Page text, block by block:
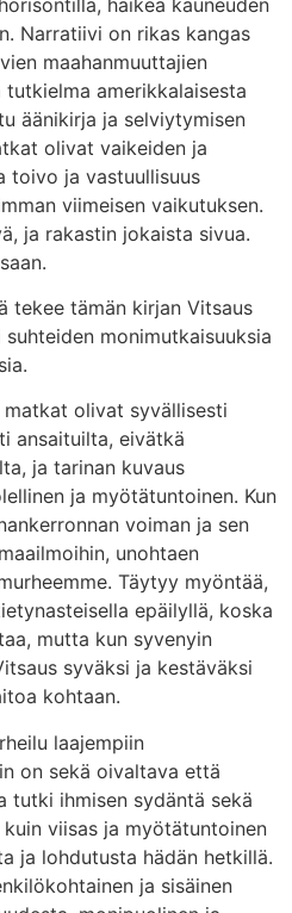
Narratiivi on rikas kangas
maahanmuuttajien
amerikkalaisesta
äänikirja ja selviytymisen
olivat vaikeiden ja
toivo ja vastuullisuus
viimeisen vaikutuksen.
ja rakastin jokaista sivua.
tekee tämän kirjan Vitsaus
monimutkaisuuksia
olivat syvällisesti
ansaituilta, eivätkä
ja tarinan kuvaus
ja myötätuntoinen. Kun
voiman ja sen
unohtaen
Täytyy myöntää,
epäilyllä, koska
mutta kun syvenyin
syväksi ja kestäväksi
kohtaan.
laajempiin
on sekä oivaltava että
tutki ihmisen sydäntä sekä
viisas ja myötätuntoinen
ja lohdutusta hädän hetkillä.
ja sisäinen